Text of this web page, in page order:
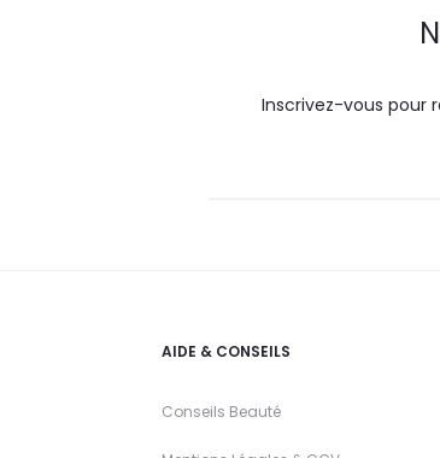
Inscrivez-vous pour
AIDE & CONSEILS
Conseils Beauté